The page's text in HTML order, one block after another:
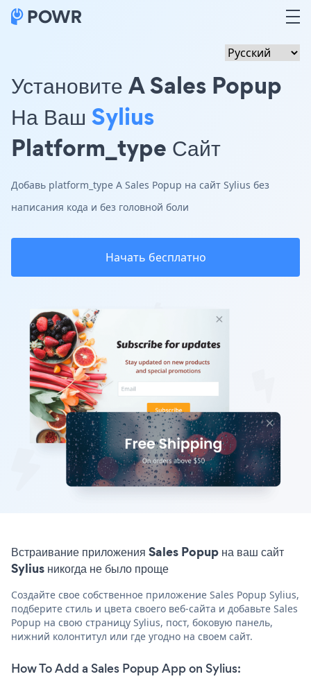
Установите A Sales Popup
На Ваш Sylius
Platform_type Сайт
Добавь platform_type A Sales Popup на сайт Sylius без
написания кода и без головной боли
Начать бесплатно
Встраивание приложения Sales Popup на ваш сайт
Sylius никогда не было проще
Создайте свое собственное приложение Sales Popup Sylius,
подберите стиль и цвета своего веб-сайта и добавьте Sales
Popup на свою страницу Sylius, пост, боковую панель,
нижний колонтитул или где угодно на своем сайт.
How To Add a Sales Popup App on Sylius: